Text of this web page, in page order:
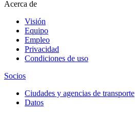
Acerca de
Visión
Equipo
Empleo
Privacidad
Condiciones de uso
Socios
Ciudades y agencias de transporte
Datos